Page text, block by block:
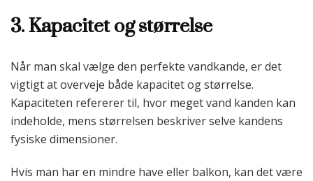
3. Kapacitet og størrelse
Når man skal vælge den perfekte vandkande, er det
vigtigt at overveje både kapacitet og størrelse.
Kapaciteten refererer til, hvor meget vand kanden kan
indeholde, mens størrelsen beskriver selve kandens
fysiske dimensioner.
Hvis man har en mindre have eller balkon, kan det være